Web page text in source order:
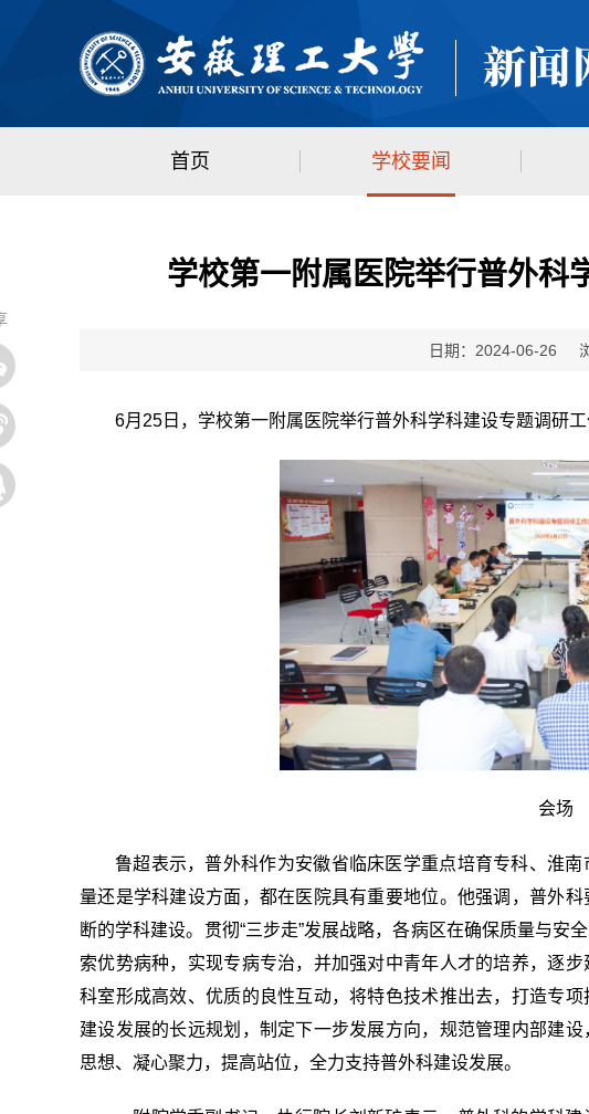
首页 学校要闻
学校第一附属医院举行普外科
日期：2024-06-26
6月25日，学校第一附属医院举行普外科学科建设专题调研
会场
鲁超表示，普外科作为安徽省临床医学重点培育专科、淮
量还是学科建设方面，都在医院具有重要地位。他强调，普外
断的学科建设。贯彻“三步走”发展战略，各病区在确保质量与安
索优势病种，实现专病专治，并加强对中青年人才的培养，逐
科室形成高效、优质的良性互动，将特色技术推出去，打造专
建设发展的长远规划，制定下一步发展方向，规范管理内部建
思想、凝心聚力，提高站位，全力支持普外科建设发展。